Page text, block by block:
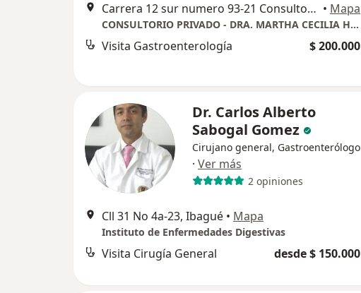
Carrera 12 sur numero 93-21 Consultorio 305, Ibagué • Mapa
CONSULTORIO PRIVADO - DRA. MARTHA CECILIA HERRAN PERDOMO
Visita Gastroenterología $ 200.000
Dr. Carlos Alberto
Sabogal Gomez
Cirujano general, Gastroenterólogo
· Ver más
2 opiniones
Cll 31 No 4a-23, Ibagué • Mapa
Instituto de Enfermedades Digestivas
Visita Cirugía General desde $ 150.000